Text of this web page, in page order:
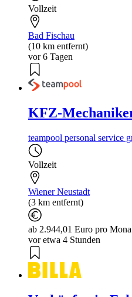
Vollzeit
Bad Fischau
(10 km entfernt)
vor 6 Tagen
KFZ-
teampool personal service
Vollzeit
Wiener Neustadt
(3 km entfernt)
ab 2.944,01 Euro pro
vor etwa 4 Stunden